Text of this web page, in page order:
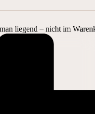
liegend – nicht im